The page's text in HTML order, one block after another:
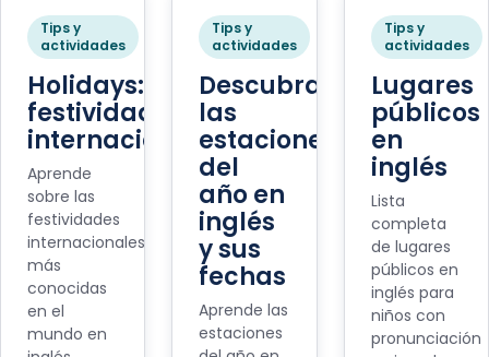
Tips y
actividades
Holidays:
festividades
internacionales
Aprende
sobre las
festividades
internacionales
más
conocidas
en el
mundo en
Tips y
actividades
Descubramos
las
estaciones
del
año en
inglés
y sus
fechas
Aprende las
estaciones
Tips y
actividades
Lugares
públicos
en
inglés
Lista
completa
de lugares
públicos en
inglés para
niños con
pronunciación